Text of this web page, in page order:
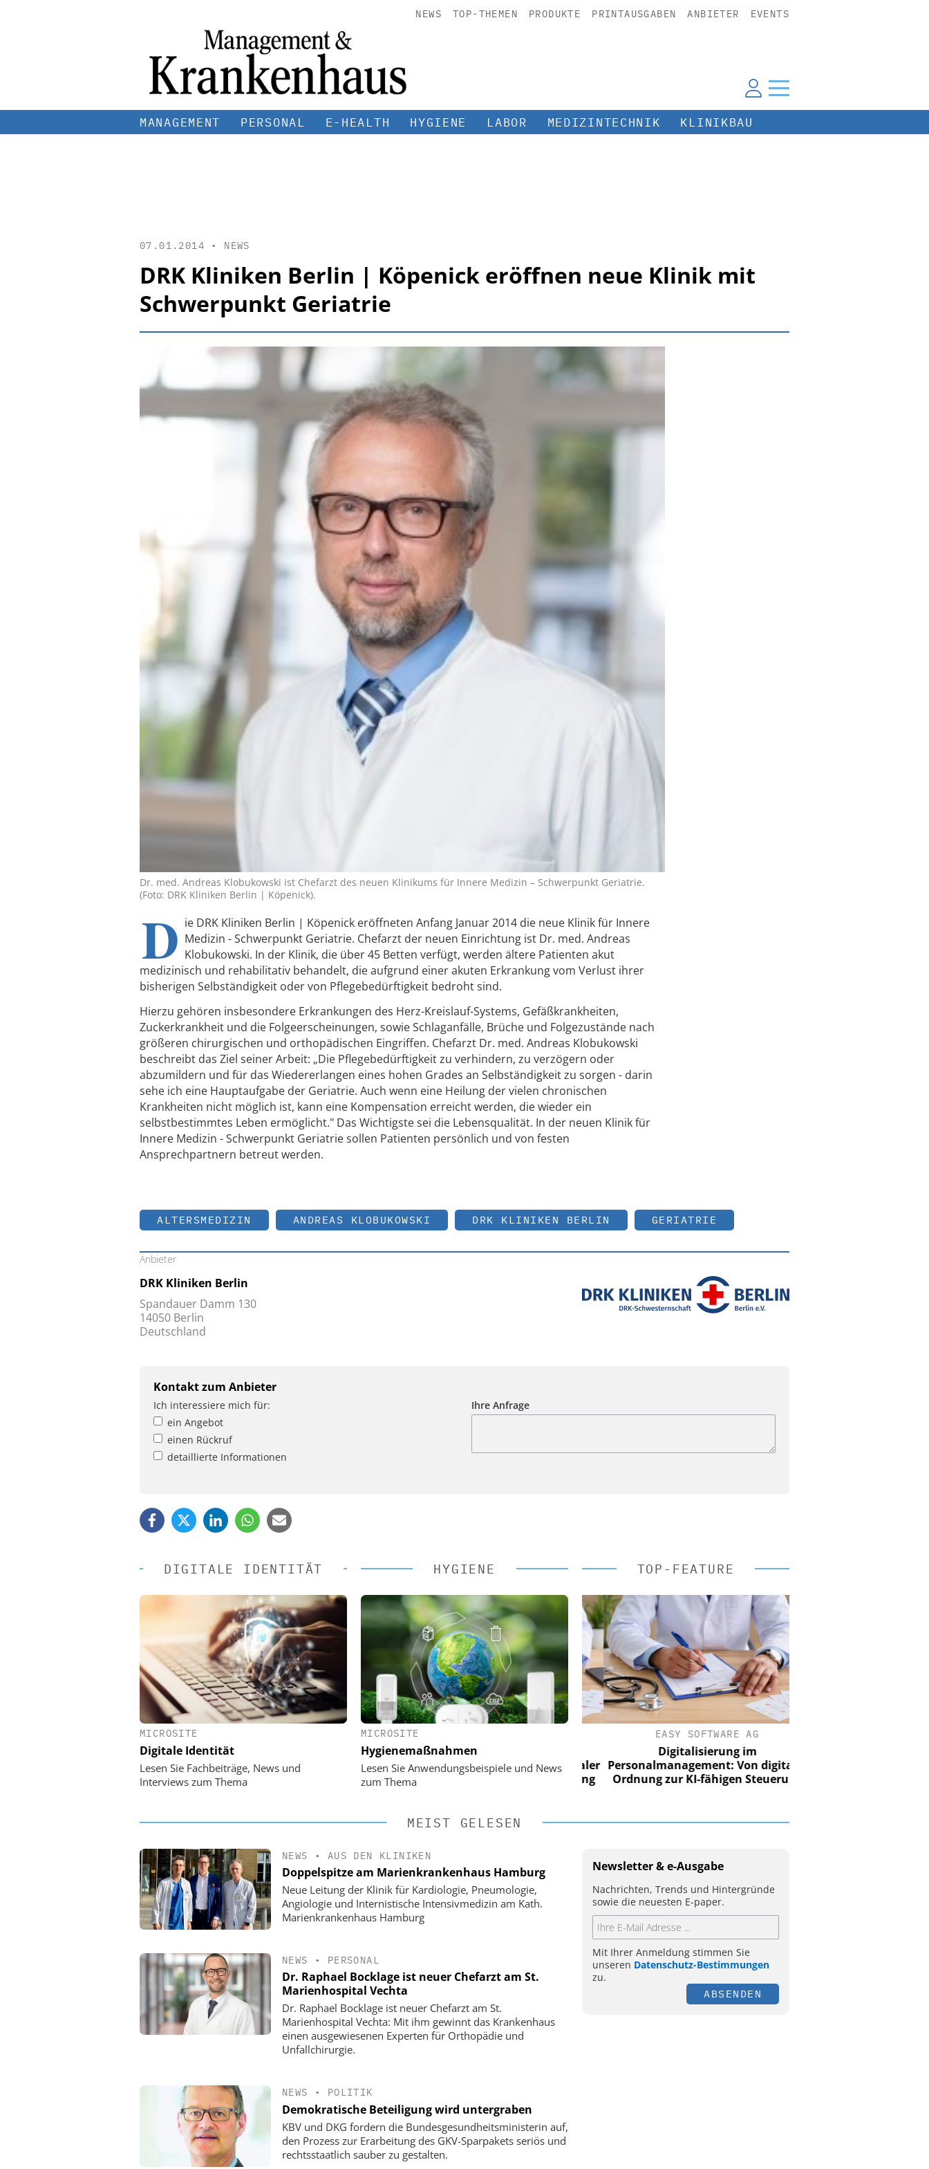
NEWS TOP-THEMEN PRODUKTE PRINTAUSGABEN ANBIETER EVENTS
MANAGEMENT PERSONAL E-HEALTH HYGIENE LABOR MEDIZINTECHNIK KLINIKBAU
07.01.2014 • NEWS
DRK Kliniken Berlin | Köpenick eröffnen neue Klinik mit
Schwerpunkt Geriatrie
Dr. med. Andreas Klobukowski ist Chefarzt des neuen Klinikums für Innere Medizin – Schwerpunkt Geriatrie.
(Foto: DRK Kliniken Berlin | Köpenick).
D ie DRK Kliniken Berlin | Köpenick eröffneten Anfang Januar 2014 die neue Klinik für Innere
Medizin - Schwerpunkt Geriatrie. Chefarzt der neuen Einrichtung ist Dr. med. Andreas
Klobukowski. In der Klinik, die über 45 Betten verfügt, werden ältere Patienten akut
medizinisch und rehabilitativ behandelt, die aufgrund einer akuten Erkrankung vom Verlust ihrer
bisherigen Selbständigkeit oder von Pflegebedürftigkeit bedroht sind.
Hierzu gehören insbesondere Erkrankungen des Herz-Kreislauf-Systems, Gefäßkrankheiten,
Zuckerkrankheit und die Folgeerscheinungen, sowie Schlaganfälle, Brüche und Folgezustände nach
größeren chirurgischen und orthopädischen Eingriffen. Chefarzt Dr. med. Andreas Klobukowski
beschreibt das Ziel seiner Arbeit: „Die Pflegebedürftigkeit zu verhindern, zu verzögern oder
abzumildern und für das Wiedererlangen eines hohen Grades an Selbständigkeit zu sorgen - darin
sehe ich eine Hauptaufgabe der Geriatrie. Auch wenn eine Heilung der vielen chronischen
Krankheiten nicht möglich ist, kann eine Kompensation erreicht werden, die wieder ein
selbstbestimmtes Leben ermöglicht." Das Wichtigste sei die Lebensqualität. In der neuen Klinik für
Innere Medizin - Schwerpunkt Geriatrie sollen Patienten persönlich und von festen
Ansprechpartnern betreut werden.
ALTERSMEDIZIN ANDREAS KLOBUKOWSKI DRK KLINIKEN BERLIN GERIATRIE
Anbieter
DRK Kliniken Berlin
Spandauer Damm 130
14050 Berlin
Deutschland
Kontakt zum Anbieter
Ich interessiere mich für:
ein Angebot
einen Rückruf
detaillierte Informationen
Ihre Anfrage
DIGITALE IDENTITÄT
MICROSITE
Digitale Identität
Lesen Sie Fachbeiträge, News und
Interviews zum Thema
HYGIENE
MICROSITE
Hygienemaßnahmen
Lesen Sie Anwendungsbeispiele und News
zum Thema
TOP-FEATURE
Digitalisierung im
Personalmanagement: Von digitaler
Ordnung zur KI-fähigen Steuerung
Digitalisierung im
Personalmanagement: Von digitaler
Ordnung zur KI-fähigen Steuerung
EASY SOFTWARE AG
Digitalisierung im
Personalmanagement: Von digitaler
Ordnung zur KI-fähigen Steuerung
MEIST GELESEN
NEWS • AUS DEN KLINIKEN
Doppelspitze am Marienkrankenhaus Hamburg
Neue Leitung der Klinik für Kardiologie, Pneumologie,
Angiologie und Internistische Intensivmedizin am Kath.
Marienkrankenhaus Hamburg
NEWS • PERSONAL
Dr. Raphael Bocklage ist neuer Chefarzt am St.
Marienhospital Vechta
Dr. Raphael Bocklage ist neuer Chefarzt am St.
Marienhospital Vechta: Mit ihm gewinnt das Krankenhaus
einen ausgewiesenen Experten für Orthopädie und
Unfallchirurgie.
NEWS • POLITIK
Demokratische Beteiligung wird untergraben
KBV und DKG fordern die Bundesgesundheitsministerin auf,
den Prozess zur Erarbeitung des GKV-Sparpakets seriös und
rechtsstaatlich sauber zu gestalten.
Newsletter & e-Ausgabe
Nachrichten, Trends und Hintergründe
sowie die neuesten E-paper.
Mit Ihrer Anmeldung stimmen Sie
unseren Datenschutz-Bestimmungen
zu.
ABSENDEN